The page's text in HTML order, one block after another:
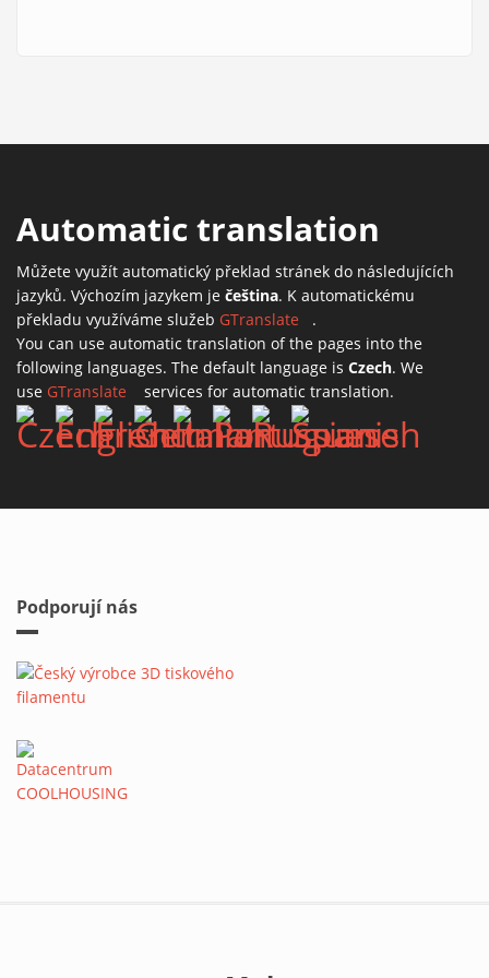
Automatic translation
Můžete využít automatický překlad stránek do následujících
jazyků. Výchozím jazykem je čeština. K automatickému
překladu využíváme služeb GTranslate (link is external)
.
You can use automatic translation of the pages into the
following languages. The default language is Czech. We
use GTranslate (link is external)
services for automatic translation.
Podporují nás